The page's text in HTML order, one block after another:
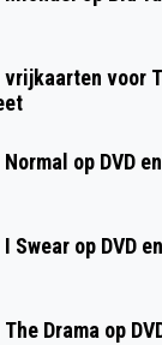
vrijkaarten voor
Normal op DVD
I Swear op DVD
The Drama op